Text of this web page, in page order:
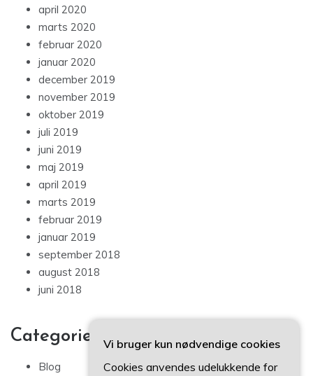
april 2020
marts 2020
februar 2020
januar 2020
december 2019
november 2019
oktober 2019
juli 2019
juni 2019
maj 2019
april 2019
marts 2019
februar 2019
januar 2019
september 2018
august 2018
juni 2018
Categories
Blog
Vi bruger kun nødvendige cookies
Cookies anvendes udelukkende for